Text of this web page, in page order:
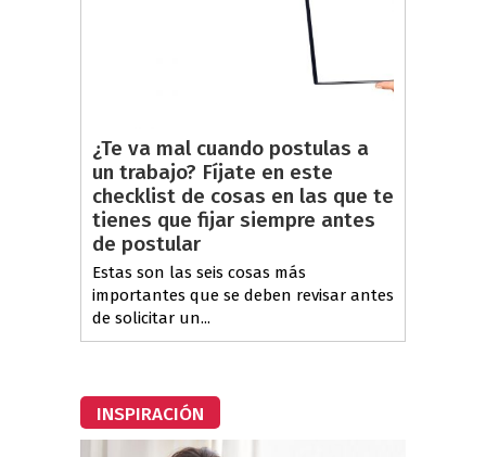
¿Te va mal cuando postulas a
un trabajo? Fíjate en este
checklist de cosas en las que te
tienes que fijar siempre antes
de postular
Estas son las seis cosas más
importantes que se deben revisar antes
de solicitar un...
INSPIRACIÓN